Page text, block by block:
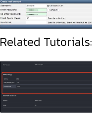
Related Tutorials: